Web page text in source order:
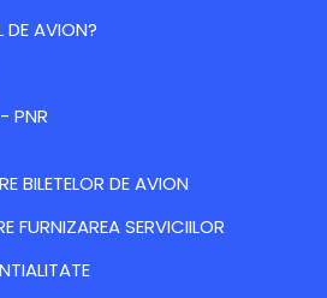
DE AVION?
PNR
BILETELOR DE AVION
FURNIZAREA SERVICIILOR